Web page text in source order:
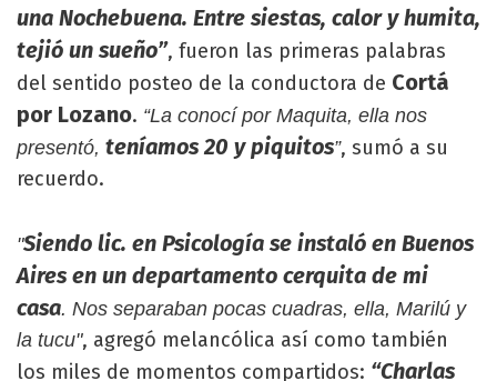
una Nochebuena. Entre siestas, calor y humita,
tejió un sueño”, fueron las primeras palabras
del sentido posteo de la conductora de Cortá
por Lozano. “La conocí por Maquita, ella nos
presentó, teníamos 20 y piquitos”, sumó a su
recuerdo.
"Siendo lic. en Psicología se instaló en Buenos
Aires en un departamento cerquita de mi
casa. Nos separaban pocas cuadras, ella, Marilú y
la tucu", agregó melancólica así como también
los miles de momentos compartidos: “Charlas